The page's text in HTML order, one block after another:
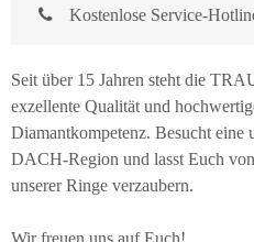
Kostenlose Service-
Seit über 15 Jahren steht die
exzellente Qualität und
Diamantkompetenz. Besucht eine
DACH-Region und lasst Euch
unserer Ringe verzaubern.
Wir freuen uns auf Euch!